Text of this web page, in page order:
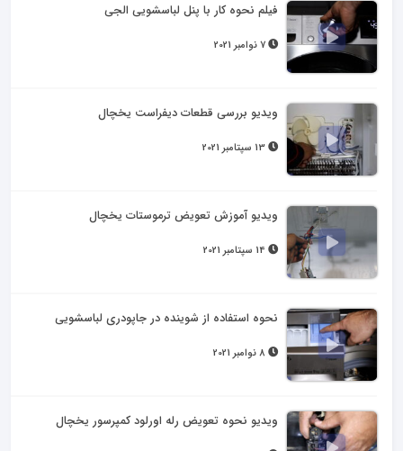
فیلم نحوه کار با پنل لباسشویی الجی
ویدیو بررسی قطعات دیفراست یخچال
ویدیو آموزش تعویض ترموستات یخچال
نحوه استفاده از شوینده در جاپودری لباسشویی
ویدیو نحوه تعویض رله اورلود کمپرسور یخچال